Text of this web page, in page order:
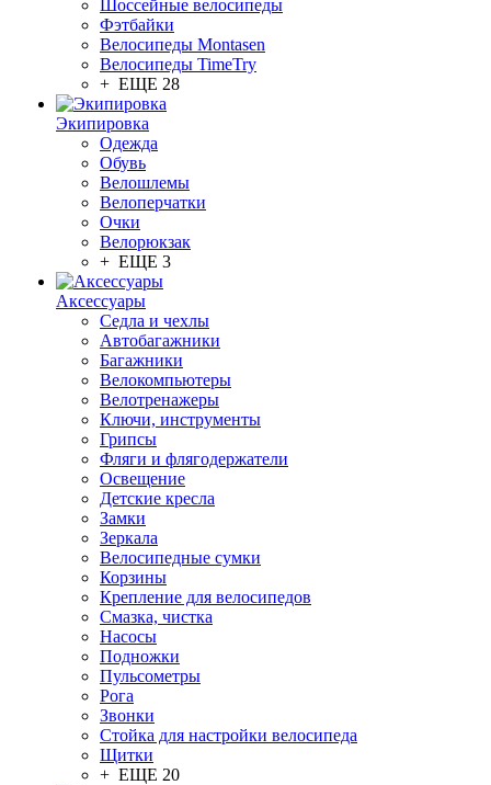
Шоссейные велосипеды
Фэтбайки
Велосипеды Montasen
Велосипеды TimeTry
+ ЕЩЕ 28
Экипировка
Одежда
Обувь
Велошлемы
Велоперчатки
Очки
Велорюкзак
+ ЕЩЕ 3
Аксессуары
Седла и чехлы
Автобагажники
Багажники
Велокомпьютеры
Велотренажеры
Ключи, инструменты
Грипсы
Фляги и флягодержатели
Освещение
Детские кресла
Замки
Зеркала
Велосипедные сумки
Корзины
Крепление для велосипедов
Смазка, чистка
Насосы
Подножки
Пульсометры
Рога
Звонки
Стойка для настройки велосипеда
Щитки
+ ЕЩЕ 20